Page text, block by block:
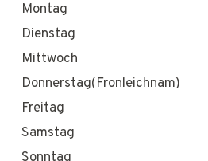
Montag
Dienstag
Mittwoch
Donnerstag(Fronleichnam)
Freitag
Samstag